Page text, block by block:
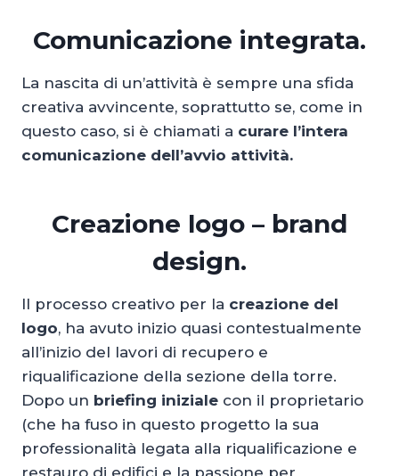
Comunicazione integrata.
La nascita di un’attività è sempre una sfida
creativa avvincente, soprattutto se, come in
questo caso, si è chiamati a curare l’intera
comunicazione dell’avvio attività.
Creazione logo – brand
design.
Il processo creativo per la creazione del
logo, ha avuto inizio quasi contestualmente
all’inizio del lavori di recupero e
riqualificazione della sezione della torre.
Dopo un briefing iniziale con il proprietario
(che ha fuso in questo progetto la sua
professionalità legata alla riqualificazione e
restauro di edifici e la passione per